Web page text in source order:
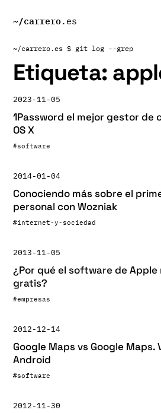
~/carrero.es
~/carrero.es $ git log --grep
Etiqueta:
2023-11-05
1Password el mejor gestor de
OS X
#software
2014-01-04
Conociendo más sobre el
personal con Wozniak
#internet-y-sociedad
2013-11-05
¿Por qué el software de Apple
gratis?
#empresas
2012-12-14
Google Maps vs Google Maps.
Android
#software
2012-11-30